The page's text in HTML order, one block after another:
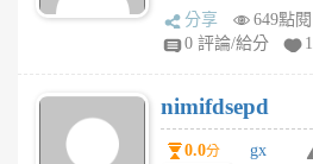
U
F
U
5
個
分享
649點閱
0 評論/給分
1
nimifdsepd
0.0分
gx